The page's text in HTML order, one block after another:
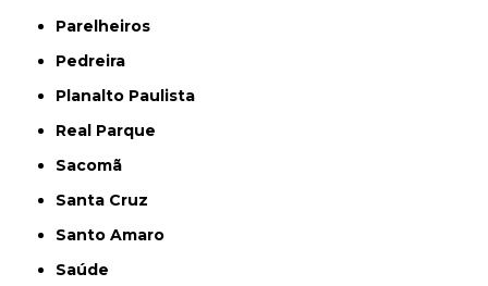
Parelheiros
Pedreira
Planalto Paulista
Real Parque
Sacomã
Santa Cruz
Santo Amaro
Saúde